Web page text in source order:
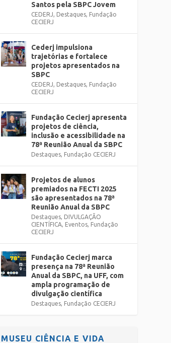
Santos pela SBPC Jovem
CEDERJ, Destaques, Fundação
CECIERJ
Cederj impulsiona
trajetórias e fortalece
projetos apresentados na
SBPC
CEDERJ, Destaques, Fundação
CECIERJ
Fundação Cecierj apresenta
projetos de ciência,
inclusão e acessibilidade na
78ª Reunião Anual da SBPC
Destaques, Fundação CECIERJ
Projetos de alunos
premiados na FECTI 2025
são apresentados na 78ª
Reunião Anual da SBPC
Destaques, DIVULGAÇÃO
CIENTÍFICA, Eventos, Fundação
CECIERJ
Fundação Cecierj marca
presença na 78ª Reunião
Anual da SBPC, na UFF, com
ampla programação de
divulgação científica
Destaques, Fundação CECIERJ
MUSEU CIÊNCIA E VIDA